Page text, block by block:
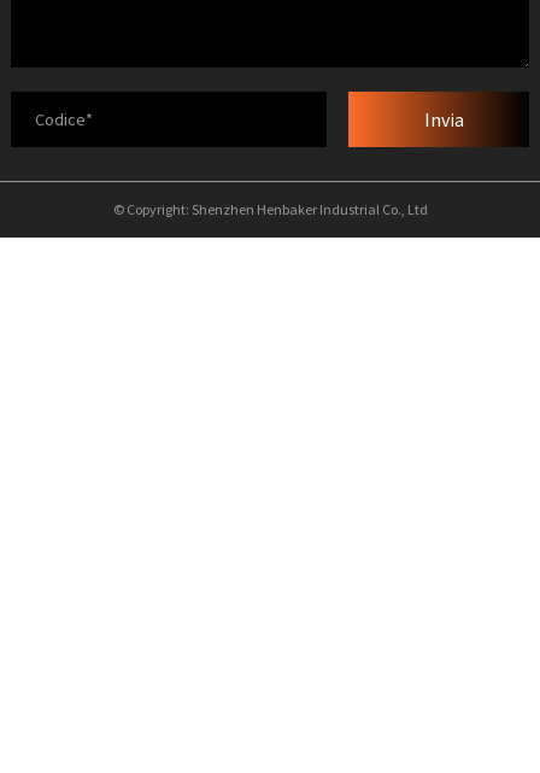
Invia
© Copyright: Shenzhen Henbaker Industrial Co., Ltd